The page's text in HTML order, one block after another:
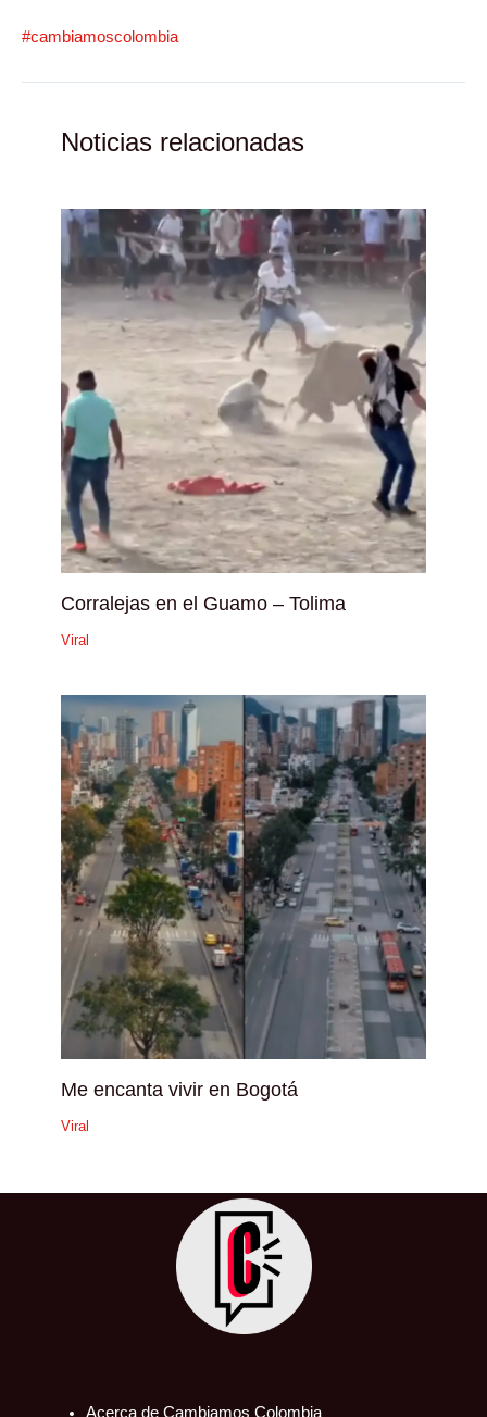
#cambiamoscolombia
Noticias relacionadas
Corralejas en el Guamo – Tolima
Viral
Me encanta vivir en Bogotá
Viral
Acerca de Cambiamos Colombia